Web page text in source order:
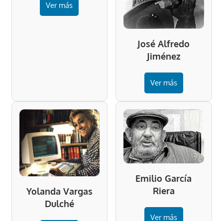
Ver más
José Alfredo
Jiménez
Ver más
Yolanda Vargas
Dulché
Emilio García
Riera
Ver más